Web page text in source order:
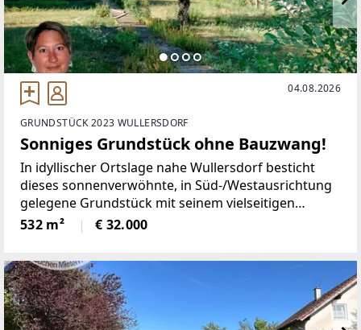
04.08.2026
GRUNDSTÜCK 2023 WULLERSDORF
Sonniges Grundstück ohne Bauzwang!
In idyllischer Ortslage nahe Wullersdorf besticht
dieses sonnenverwöhnte, in Süd-/Westausrichtung
gelegene Grundstück mit seinem vielseitigen
Nutzungsangebot. Derzeit mit Gemüsebeeten,
einem Brunnen sowie Obstbäumen bewirtschaftet,
532 m² € 32.000